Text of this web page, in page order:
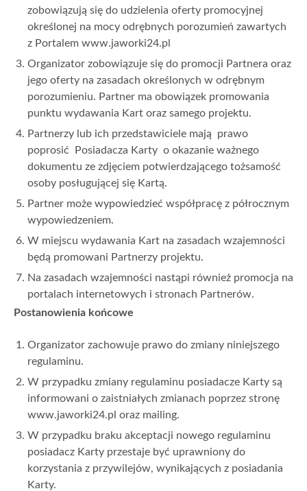
zobowiązują się do udzielenia oferty promocyjnej
określonej na mocy odrębnych porozumień zawartych
z Portalem www.jaworki24.pl
Organizator zobowiązuje się do promocji Partnera oraz
jego oferty na zasadach określonych w odrębnym
porozumieniu. Partner ma obowiązek promowania
punktu wydawania Kart oraz samego projektu.
Partnerzy lub ich przedstawiciele mają prawo
poprosić Posiadacza Karty o okazanie ważnego
dokumentu ze zdjęciem potwierdzającego tożsamość
osoby posługującej się Kartą.
Partner może wypowiedzieć współpracę z półrocznym
wypowiedzeniem.
W miejscu wydawania Kart na zasadach wzajemności
będą promowani Partnerzy projektu.
Na zasadach wzajemności nastąpi również promocja na
portalach internetowych i stronach Partnerów.
Postanowienia końcowe
Organizator zachowuje prawo do zmiany niniejszego
regulaminu.
W przypadku zmiany regulaminu posiadacze Karty są
informowani o zaistniałych zmianach poprzez stronę
www.jaworki24.pl oraz mailing.
W przypadku braku akceptacji nowego regulaminu
posiadacz Karty przestaje być uprawniony do
korzystania z przywilejów, wynikających z posiadania
Karty.